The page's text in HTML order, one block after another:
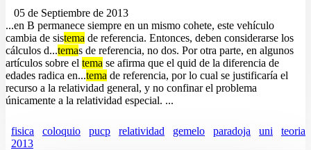
05 de Septiembre de 2013
...en B permanece siempre en un mismo cohete, este vehículo
cambia de sistema de referencia. Entonces, deben considerarse los
cálculos d...temas de referencia, no dos. Por otra parte, en algunos
artículos sobre el tema se afirma que el quid de la diferencia de
edades radica en...tema de referencia, por lo cual se justificaría el
recurso a la relatividad general, y no confinar el problema
únicamente a la relatividad especial. ...
fisica coloquio pucp relatividad gemelo paradoja uni
teoria
2013